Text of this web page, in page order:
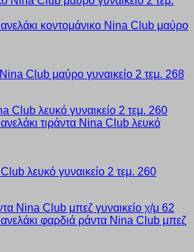
Club μαύρο γυναικείο 2 τεμ. 268
λευκό γυναικείο 2 τεμ. 260